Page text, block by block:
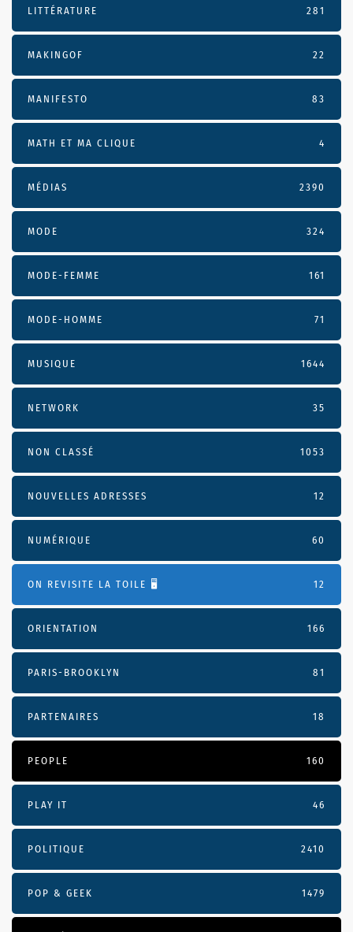
LITTÉRATURE 281
MAKINGOF 22
MANIFESTO 83
MATH ET MA CLIQUE 4
MÉDIAS 2390
MODE 324
MODE-FEMME 161
MODE-HOMME 71
MUSIQUE 1644
NETWORK 35
NON CLASSÉ 1053
NOUVELLES ADRESSES 12
NUMÉRIQUE 60
ON REVISITE LA TOILE 🖥️ 12
ORIENTATION 166
PARIS-BROOKLYN 81
PARTENAIRES 18
PEOPLE 160
PLAY IT 46
POLITIQUE 2410
POP & GEEK 1479